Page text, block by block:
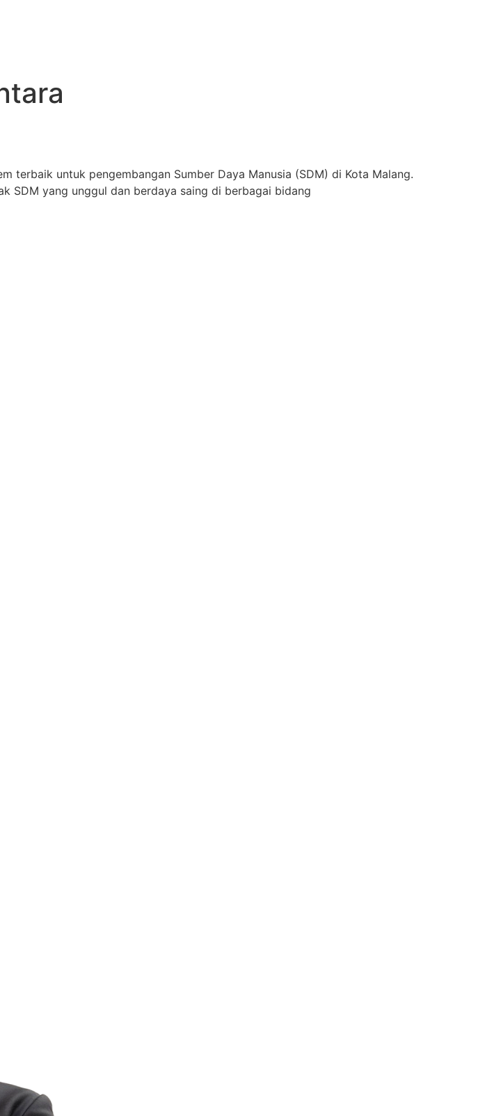
terbaik untuk pengembangan Sumber Daya Manusia (SDM) di Kota Malang.
SDM yang unggul dan berdaya saing di berbagai bidang